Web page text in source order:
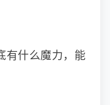
有什么魔力，能